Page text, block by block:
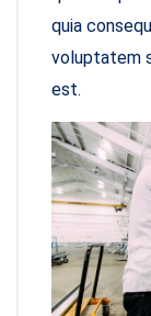
quia
voluptatem
est.